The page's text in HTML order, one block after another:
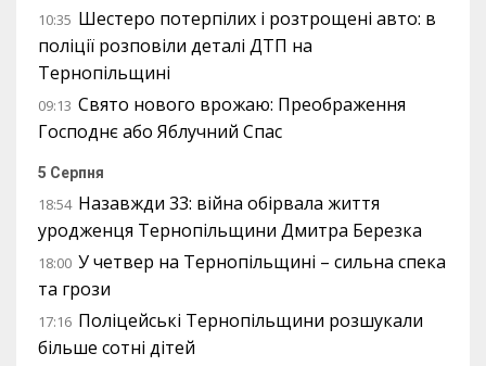
10:35 Шестеро потерпілих і розтрощені авто: в
поліції розповіли деталі ДТП на
Тернопільщині
09:13 Свято нового врожаю: Преображення
Господнє або Яблучний Спас
5 Серпня
18:54 Назавжди 33: війна обірвала життя
уродженця Тернопільщини Дмитра Березка
18:00 У четвер на Тернопільщині – сильна спека
та грози
17:16 Поліцейські Тернопільщини розшукали
більше сотні дітей